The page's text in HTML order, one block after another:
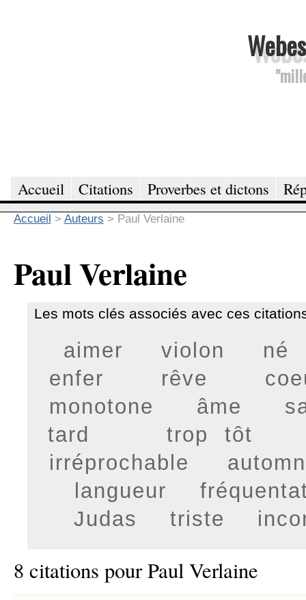
Accueil Citations Proverbes et dictons
Accueil > Auteurs > Paul Verlaine
Paul Verlaine
Les mots clés associés avec ces
aimer violon
né
enfer
rêve
monotone
âme
tard
trop tôt
irréprochable
langueur
Judas
triste
8 citations pour Paul Verlaine